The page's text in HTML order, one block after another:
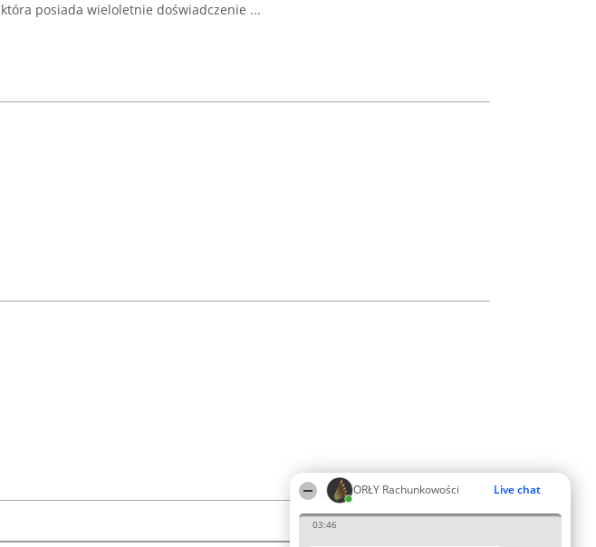
ORŁY Rachunkowości Live chat
03:46
która posiada wieloletnie doświadczenie ...